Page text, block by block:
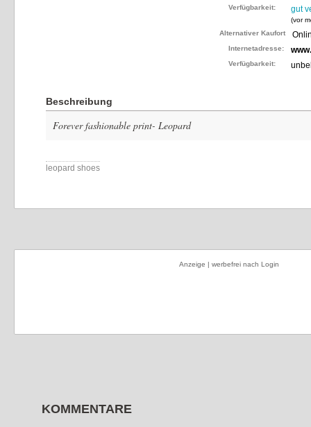
Verfügbarkeit: gut
(vor
Alternativer Kaufort
Internetadresse:
Verfügbarkeit:
Beschreibung
Forever fashionable print- Leopard
leopard shoes
Anzeige | werbefrei nach Login
KOMMENTARE